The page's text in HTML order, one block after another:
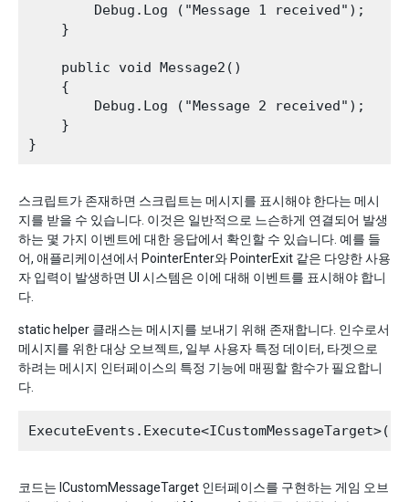
        Debug.Log ("Message 1 received");
    }
    public void Message2()
    {
        Debug.Log ("Message 2 received");
    }
스크립트가 존재하면 스크립트는 메시지를 표시해야 한다는 메시
지를 받을 수 있습니다. 이것은 일반적으로 느슨하게 연결되어 발생
하는 몇 가지 이벤트에 대한 응답에서 확인할 수 있습니다. 예를 들
어, 애플리케이션에서 PointerEnter와 PointerExit 같은 다양한 사용
자 입력이 발생하면 UI 시스템은 이에 대해 이벤트를 표시해야 합니
다.
static helper 클래스는 메시지를 보내기 위해 존재합니다. 인수로서
메시지를 위한 대상 오브젝트, 일부 사용자 특정 데이터, 타겟으로
하려는 메시지 인터페이스의 특정 기능에 매핑할 함수가 필요합니
다.
코드는 ICustomMessageTarget 인터페이스를 구현하는 게임 오브